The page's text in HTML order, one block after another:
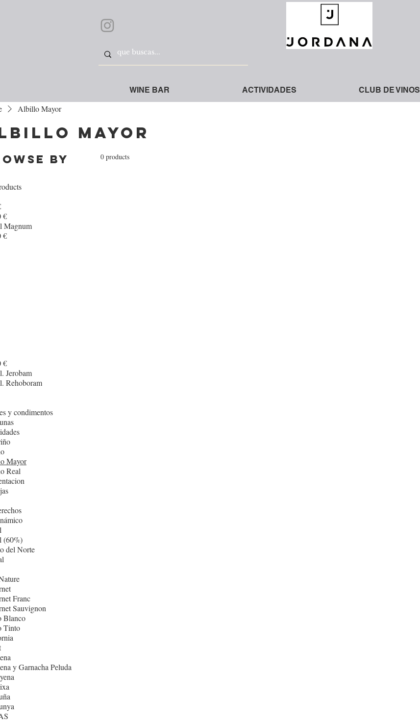
WINE BAR ACTIVIDADES CLUB DE VINOS
Albillo Mayor
Mayor
by
€
Magnum
€
€
Jerobam
Rehoboram
y condimentos
Mayor
Real
(60%)
del Norte
Franc
Sauvignon
Blanco
Tinto
y Garnacha Peluda
0 products